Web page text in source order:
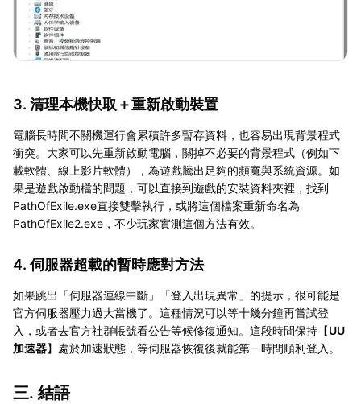
3. 清理本機快取＋重新啟動裝置
電腦長時間不關機運行會累積許多暫存資料，也容易出現背景程式
衝突。大家可以先重新啟動電腦，關掉不必要的背景程式（例如下
載軟體、線上影片軟體），為遊戲騰出足夠的頻寬與系統資源。如
果是遊戲啟動檔的問題，可以直接到遊戲的安裝資料夾裡，找到
PathOfExile.exe直接雙擊執行，或將這個檔案重新命名為
PathOfExile2.exe，不少玩家實測這個方法有效。
4. 伺服器超載的暫時應對方法
如果跳出「伺服器連線中斷」「登入出現異常」的提示，很可能是
官方伺服器壓力過大當機了。這種情況可以等十幾分鐘再嘗試登
入，或者去官方社群帳號看公告等候修復通知。這段時間保持【UU
加速器】處於加速狀態，等伺服器恢復後就能第一時間順利登入。
三. 結語